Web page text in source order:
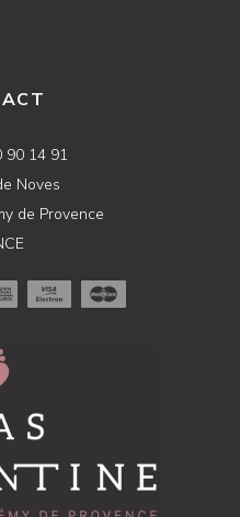
90 14 91
Noves
de Provence